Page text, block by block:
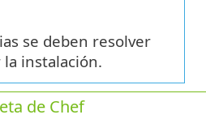
se deben resolver
instalación.
de Chef